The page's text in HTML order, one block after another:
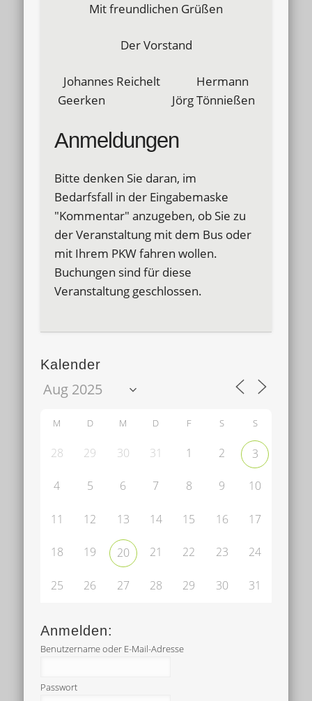
Mit freundlichen Grüßen
Der Vorstand
Johannes Reichelt Hermann
Geerken Jörg Tönnießen
Anmeldungen
Bitte denken Sie daran, im
Bedarfsfall in der Eingabemaske
"Kommentar" anzugeben, ob Sie zu
der Veranstaltung mit dem Bus oder
mit Ihrem PKW fahren wollen.
Buchungen sind für diese
Veranstaltung geschlossen.
Kalender
M D M D F S S
28 29 30 31 1 2 3
4 5 6 7 8 9 10
11 12 13 14 15 16 17
18 19 20 21 22 23 24
25 26 27 28 29 30 31
Anmelden:
Benutzername oder E-Mail-Adresse
Passwort